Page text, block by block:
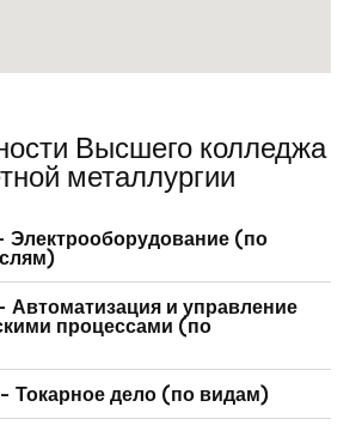
Высшего колледжа
металлургии
(по
и управление
процессами (по
Токарное дело (по видам)